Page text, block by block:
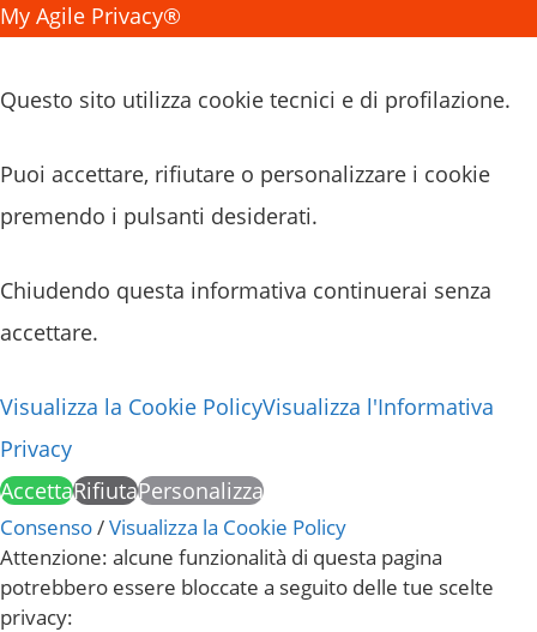
My Agile Privacy®
Questo sito utilizza cookie tecnici e di profilazione.
Puoi accettare, rifiutare o personalizzare i cookie
premendo i pulsanti desiderati.
Chiudendo questa informativa continuerai senza
accettare.
Visualizza la Cookie PolicyVisualizza l'Informativa
Privacy
AccettaRifiutaPersonalizza
Consenso/Visualizza la Cookie Policy
Attenzione: alcune funzionalità di questa pagina
potrebbero essere bloccate a seguito delle tue scelte
privacy: